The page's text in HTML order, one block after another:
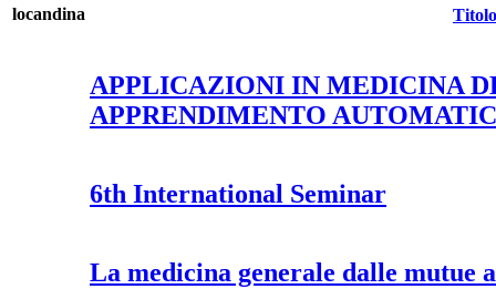
locandina
APPLICAZIONI IN MEDICINA
APPRENDIMENTO
6th International Seminar
La medicina generale dalle mutue